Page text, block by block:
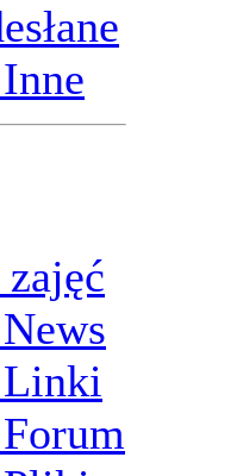
Inne
zajęć
News
Linki
Forum